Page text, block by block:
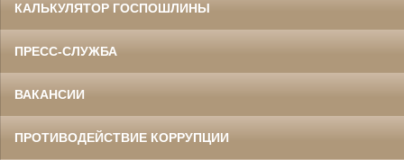
КАЛЬКУЛЯТОР ГОСПОШЛИНЫ
ПРЕСС-СЛУЖБА
ВАКАНСИИ
ПРОТИВОДЕЙСТВИЕ КОРРУПЦИИ